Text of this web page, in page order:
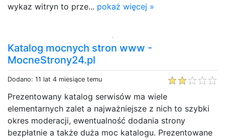
wykaz witryn to prze... pokaż więcej »
Katalog mocnych stron www -
MocneStrony24.pl
Dodano: 11 lat 4 miesiące temu
Prezentowany katalog serwisów ma wiele
elementarnych zalet a najważniejsze z nich to szybki
okres moderacji, ewentualność dodania strony
bezpłatnie a także duża moc katalogu. Prezentowane